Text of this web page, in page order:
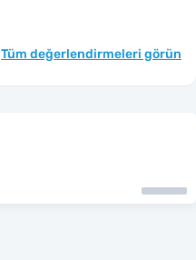
Tüm değerlendirmeleri görün